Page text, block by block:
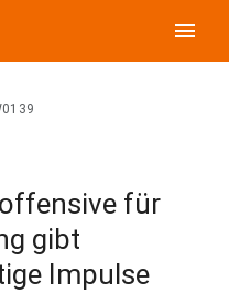
menu
für
gibt
Impulse